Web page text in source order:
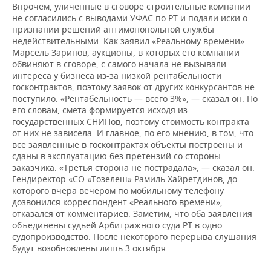
Впрочем, уличенные в сговоре строительные компании
не согласились с выводами УФАС по РТ и подали иски о
признании решений антимонопольной службы
недействительными. Как заявил «Реальному времени»
Марсель Зарипов, аукционы, в которых его компании
обвиняют в сговоре, с самого начала не вызывали
интереса у бизнеса из-за низкой рентабельности
госконтрактов, поэтому заявок от других конкурсантов не
поступило. «Рентабельность — всего 3%», — сказал он. По
его словам, смета формируется исходя из
государственных СНИПов, поэтому стоимость контракта
от них не зависела. И главное, по его мнению, в том, что
все заявленные в госконтрактах объекты построены и
сданы в эксплуатацию без претензий со стороны
заказчика. «Третья сторона не пострадала», — сказал он.
Гендиректор «СО «Тозелеш» Рамиль Хайретдинов, до
которого вчера вечером по мобильному телефону
дозвонился корреспондент «Реального времени»,
отказался от комментариев. Заметим, что оба заявления
объединены судьей Арбитражного суда РТ в одно
судопроизводство. После некоторого перерыва слушания
будут возобновлены лишь 3 октября.